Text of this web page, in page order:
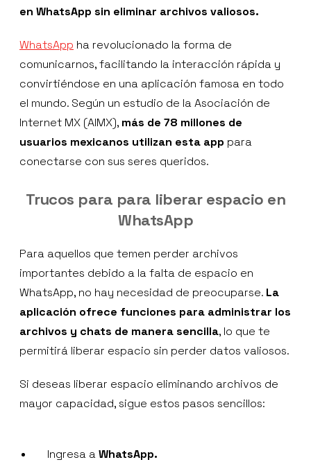
en WhatsApp sin eliminar archivos valiosos.
WhatsApp ha revolucionado la forma de
comunicarnos, facilitando la interacción rápida y
convirtiéndose en una aplicación famosa en todo
el mundo. Según un estudio de la Asociación de
Internet MX (AIMX), más de 78 millones de
usuarios mexicanos utilizan esta app para
conectarse con sus seres queridos.
Trucos para para liberar espacio en
WhatsApp
Para aquellos que temen perder archivos
importantes debido a la falta de espacio en
WhatsApp, no hay necesidad de preocuparse. La
aplicación ofrece funciones para administrar los
archivos y chats de manera sencilla, lo que te
permitirá liberar espacio sin perder datos valiosos.
Si deseas liberar espacio eliminando archivos de
mayor capacidad, sigue estos pasos sencillos:
Ingresa aWhatsApp.